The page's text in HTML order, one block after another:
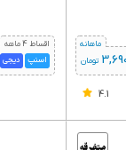
تومان
ماهانه
4.1
اقساط 4 ماهه
اسنپ
دیجی